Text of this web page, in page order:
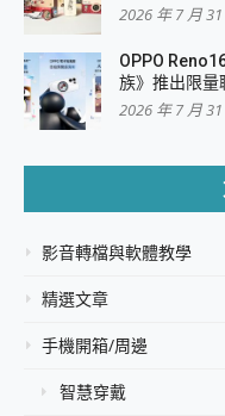
2026 年 7 月
OPPO
族》推出限量
2026 年 7 月
影音轉檔與軟體教學
精選文章
手機開箱/周邊
智慧穿戴